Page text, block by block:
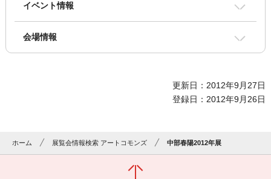
イベント情報
会場情報
更新日：2012年9月27日
登録日：2012年9月26日
ホーム 展覧会情報検索 アートコモンズ 中部春陽2012年展